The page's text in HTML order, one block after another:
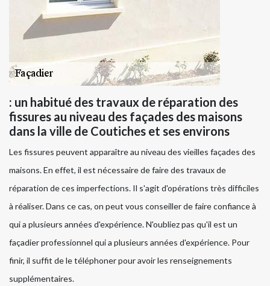
: un habitué des travaux de réparation des
fissures au niveau des façades des maisons
dans la ville de Coutiches et ses environs
Les fissures peuvent apparaître au niveau des vieilles façades des
maisons. En effet, il est nécessaire de faire des travaux de
réparation de ces imperfections. Il s'agit d'opérations très difficiles
à réaliser. Dans ce cas, on peut vous conseiller de faire confiance à
qui a plusieurs années d'expérience. N'oubliez pas qu'il est un
façadier professionnel qui a plusieurs années d'expérience. Pour
finir, il suffit de le téléphoner pour avoir les renseignements
supplémentaires.